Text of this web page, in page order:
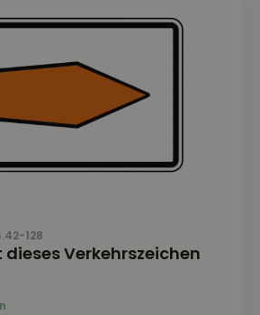
128
Verkehrszeichen